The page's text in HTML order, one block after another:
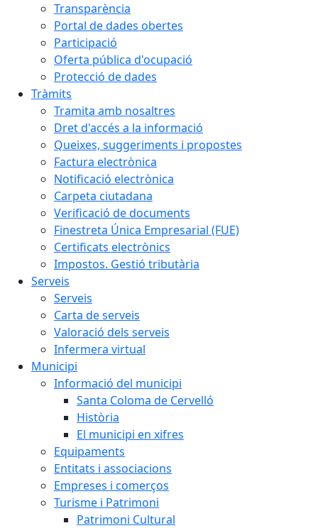
Transparència
Portal de dades obertes
Participació
Oferta pública d'ocupació
Protecció de dades
Tràmits
Tramita amb nosaltres
Dret d'accés a la informació
Queixes, suggeriments i propostes
Factura electrònica
Notificació electrònica
Carpeta ciutadana
Verificació de documents
Finestreta Única Empresarial (FUE)
Certificats electrònics
Impostos. Gestió tributària
Serveis
Serveis
Carta de serveis
Valoració dels serveis
Infermera virtual
Municipi
Informació del municipi
Santa Coloma de Cervelló
Història
El municipi en xifres
Equipaments
Entitats i associacions
Empreses i comerços
Turisme i Patrimoni
Patrimoni Cultural